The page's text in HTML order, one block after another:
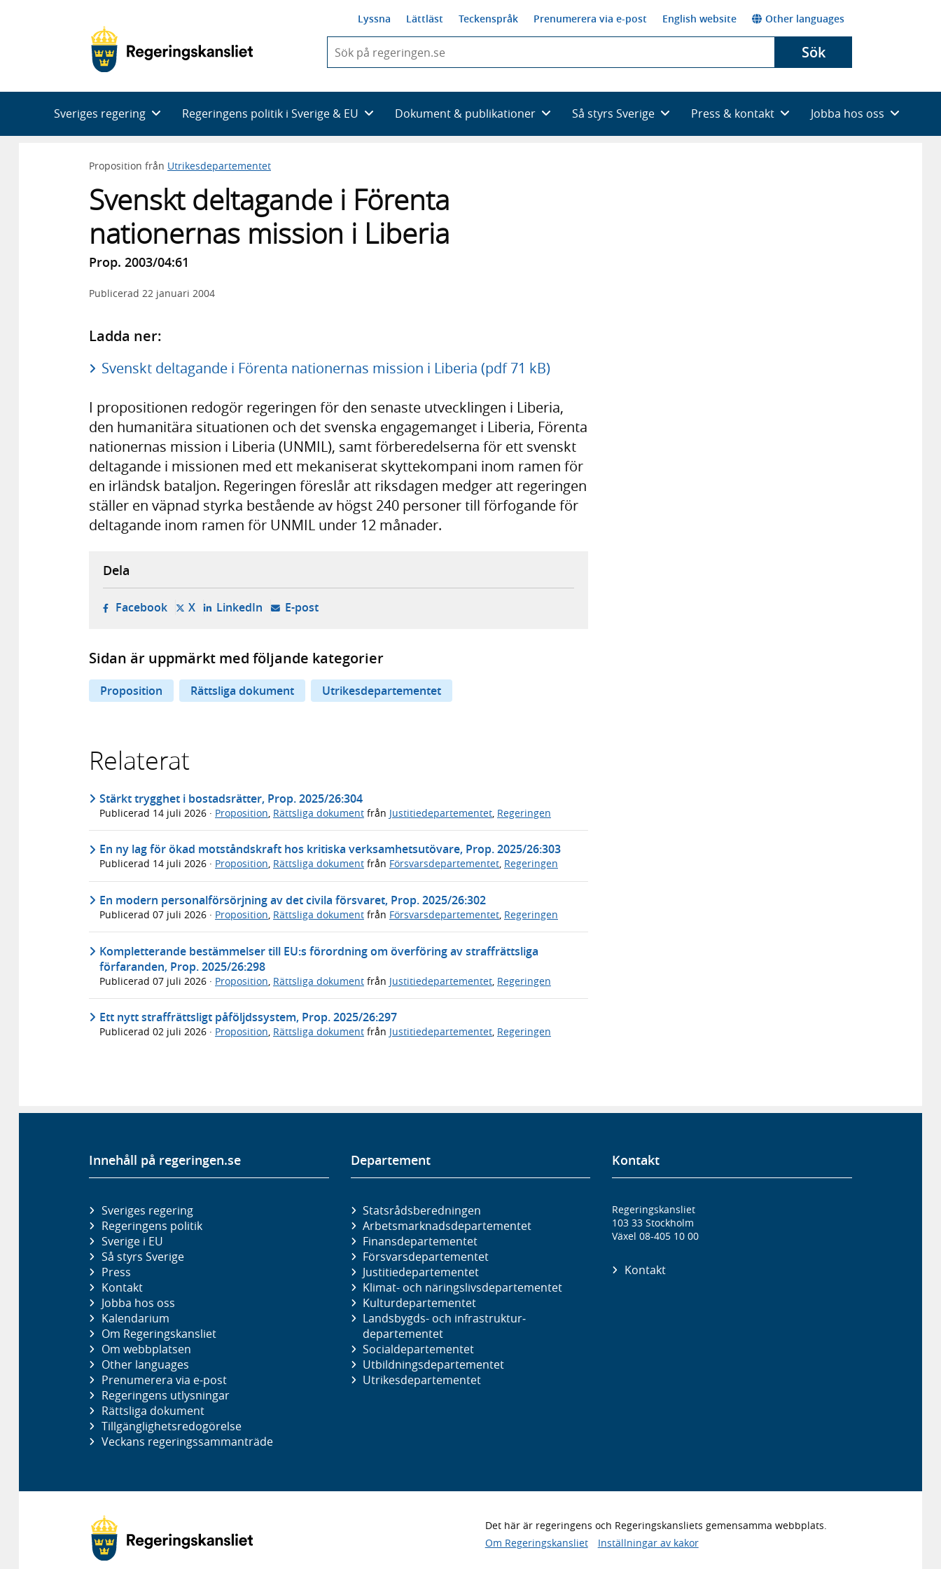
Lyssna Lättläst Teckenspråk Prenumerera via e-post English website Other languages
du
skriva
framträder
en
Sök
Sveriges regering Regeringens politik i Sverige & EU Dokument & publikationer Så styrs Sverige Press & kontakt Jobba hos oss
Proposition från Utrikesdepartementet
Svenskt deltagande i Förenta
nationernas mission i Liberia
Prop. 2003/04:61
Publicerad 22 januari 2004
Ladda ner:
Svenskt deltagande i Förenta nationernas mission i Liberia (pdf 71 kB)
I propositionen redogör regeringen för den senaste utvecklingen i Liberia,
den humanitära situationen och det svenska engagemanget i Liberia, Förenta
nationernas mission i Liberia (UNMIL), samt förberedelserna för ett svenskt
deltagande i missionen med ett mekaniserat skyttekompani inom ramen för
en irländsk bataljon. Regeringen föreslår att riksdagen medger att regeringen
ställer en väpnad styrka bestående av högst 240 personer till förfogande för
deltagande inom ramen för UNMIL under 12 månader.
Dela
Facebook- öppnas i ny flik, extern webbplats,
X- öppnas i ny flik, extern webbplats,
LinkedIn- öppnas i ny flik, extern webbplats,
E-post- öppnar din e-postklient,
Sidan är uppmärkt med följande kategorier
Proposition Rättsliga dokument Utrikesdepartementet
Relaterat
Stärkt trygghet i bostadsrätter, Prop. 2025/26:304
Publicerad 14 juli 2026 · Proposition Rättsliga dokument från Justitiedepartementet Regeringen
En ny lag för ökad motståndskraft hos kritiska verksamhetsutövare, Prop. 2025/26:303
Publicerad 14 juli 2026 · Proposition, Rättsliga dokument från Försvarsdepartementet, Regeringen
En modern personalförsörjning av det civila försvaret, Prop. 2025/26:302
Publicerad 07 juli 2026 · Proposition, Rättsliga dokument från Försvarsdepartementet, Regeringen
Kompletterande bestämmelser till EU:s förordning om överföring av straffrättsliga
förfaranden, Prop. 2025/26:298
Publicerad 07 juli 2026 · Proposition Rättsliga dokument från Justitiedepartementet Regeringen
Ett nytt straffrättsligt påföljdssystem, Prop. 2025/26:297
Publicerad 02 juli 2026 · Proposition, Rättsliga dokument från Justitiedepartementet, Regeringen
Innehåll på regeringen.se
Sveriges regering
Regeringens politik
Sverige i EU
Så styrs Sverige
Press
Kontakt
Jobba hos oss
Kalendarium
Om Regeringskansliet
Om webbplatsen
Other languages
Prenumerera via e-post
Regeringens utlysningar
Rättsliga dokument
Tillgänglighetsredogörelse
Veckans regeringssammanträde
Departement
Statsrådsberedningen
Arbetsmarknads­departementet
Finans­departementet
Försvars­departementet
Justitie­departementet
Klimat- och näringslivs­departementet
Kultur­departementet
Landsbygds- och infrastruktur­
departementet
Social­departementet
Utbildnings­departementet
Utrikes­departementet
Kontakt
Regeringskansliet
103 33 Stockholm
Växel 08-405 10 00
Kontakt
Det här är regeringens och Regeringskansliets gemensamma webbplats.
Om Regeringskansliet
Inställningar av kakor